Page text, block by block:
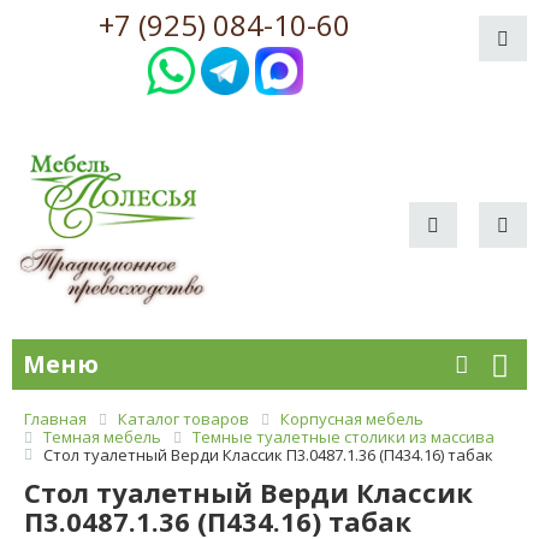
+7 (925) 084-10-60
Меню
Главная Каталог товаров
Корпусная мебель
Темная мебель
Темные туалетные столики из массива
Стол туалетный Верди Классик П3.0487.1.36 (П434.16) табак
Стол туалетный Верди Классик
П3.0487.1.36 (П434.16) табак